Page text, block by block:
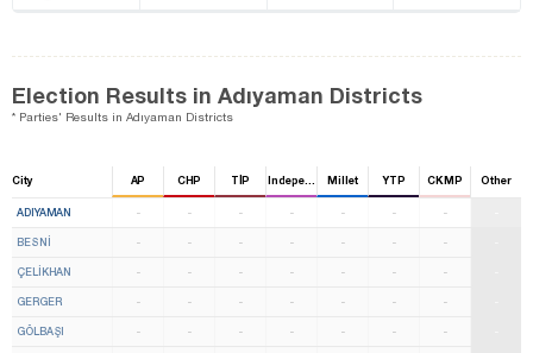
Election Results in Adıyaman Districts
* Parties' Results in Adıyaman Districts
City AP CHP TİP IndependentMillet YTP CKMP Other
ADIYAMAN - - - - - - -
BESNİ - - - - - - -
ÇELİKHAN - - - - - - -
GERGER - - - - - - -
GÖLBAŞI - - - - - - -